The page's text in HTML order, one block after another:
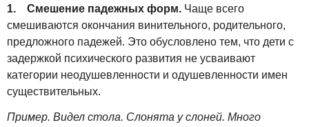
1. Смешение падежных форм. Чаще всего
смешиваются окончания винительного, родительного,
предложного падежей. Это обусловлено тем, что дети с
задержкой психического развития не усваивают
категории неодушевленности и одушевленности имен
существительных.
Пример. Видел стола. Слонята у слоней. Много